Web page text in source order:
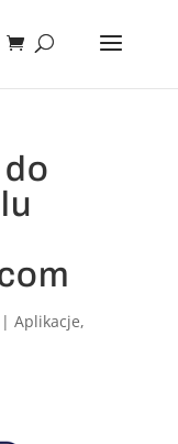
Aplikacje,